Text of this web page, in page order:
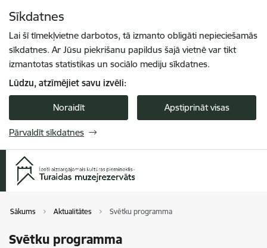
Sīkdatnes
Lai šī tīmekļvietne darbotos, tā izmanto obligāti nepieciešamās
sīkdatnes. Ar Jūsu piekrišanu papildus šajā vietnē var tikt
izmantotas statistikas un sociālo mediju sīkdatnes.
Lūdzu, atzīmējiet savu izvēli:
Noraidīt Apstiprināt visas
Pārvaldīt sīkdatnes
Sākums Aktualitātes Svētku programma
Svētku programma